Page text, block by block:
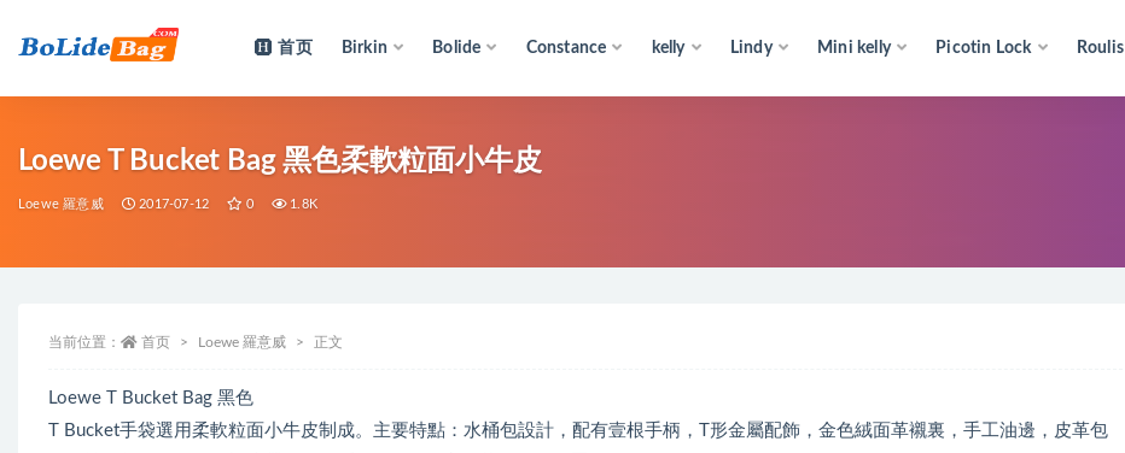
首页 Birkin Bolide Constance kelly Lindy Mini kelly Picotin Lock Roulis
Loewe T Bucket Bag 黑色柔軟粒面小牛皮
Loewe 羅意威 2017-07-12 0 1.8K
当前位置： 首页 Loewe 羅意威 正文
Loewe T Bucket Bag 黑色
T Bucket手袋選用柔軟粒面小牛皮制成。主要特點：水桶包設計，配有壹根手柄，T形金屬配飾，金色絨面革襯裏，手工油邊，皮革包